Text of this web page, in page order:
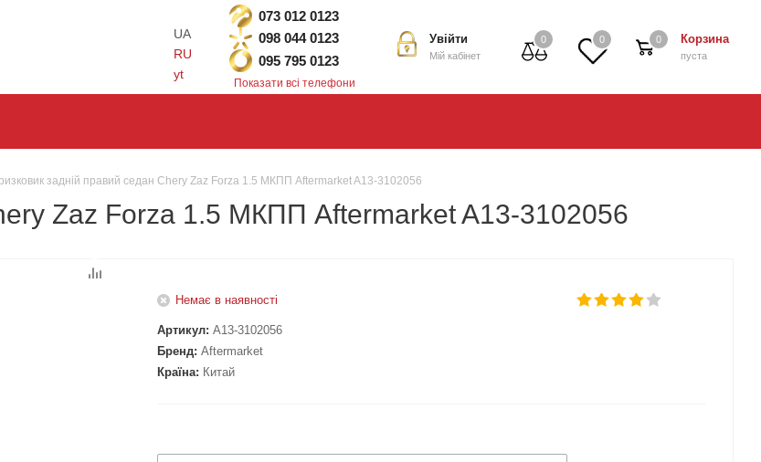
UA
RU
yt
0 0 Корзина
пуста
0
Увійти
Мій кабінет
073 012 0123
098 044 0123
095 795 0123
Показати всі телефони
задній правий седан Chery Zaz Forza 1.5 МКПП Aftermarket A13-3102056
Zaz Forza 1.5 МКПП Aftermarket A13-3102056
Немає в наявності
Артикул: A13-3102056
Бренд: Aftermarket
Країна: Китай